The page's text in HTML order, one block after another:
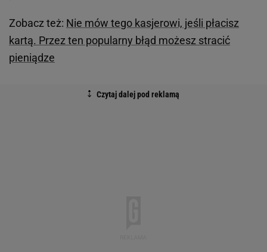
Zobacz też: Nie mów tego kasjerowi, jeśli płacisz
kartą. Przez ten popularny błąd możesz stracić
pieniądze